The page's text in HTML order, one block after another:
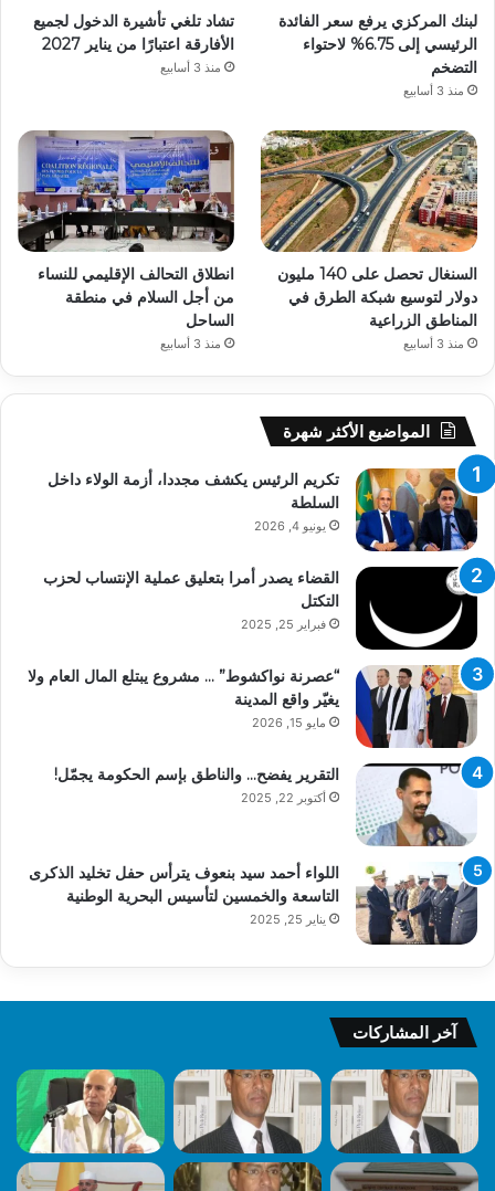
لبنك المركزي يرفع سعر الفائدة
الرئيسي إلى 6.75% لاحتواء
التضخم
منذ 3 أسابيع
تشاد تلغي تأشيرة الدخول لجميع
الأفارقة اعتبارًا من يناير 2027
منذ 3 أسابيع
السنغال تحصل على 140 مليون
دولار لتوسيع شبكة الطرق في
المناطق الزراعية
منذ 3 أسابيع
انطلاق التحالف الإقليمي للنساء
من أجل السلام في منطقة
الساحل
منذ 3 أسابيع
المواضيع الأكثر شهرة
تكريم الرئيس يكشف مجددا، أزمة الولاء داخل
السلطة
يونيو 4, 2026
القضاء يصدر أمرا بتعليق عملية الإنتساب لحزب
التكتل
فبراير 25, 2025
“عصرنة نواكشوط” … مشروع يبتلع المال العام ولا
يغيّر واقع المدينة
مايو 15, 2026
التقرير يفضح… والناطق بإسم الحكومة يجمّل!
أكتوبر 22, 2025
اللواء أحمد سيد بنعوف يترأس حفل تخليد الذكرى
التاسعة والخمسين لتأسيس البحرية الوطنية
يناير 25, 2025
آخر المشاركات